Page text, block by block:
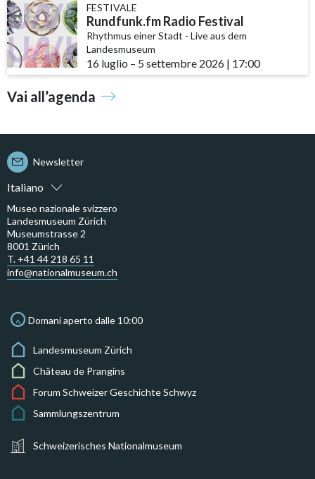
FESTIVALE
Rundfunk.fm Radio Festival
Rhythmus einer Stadt - Live aus dem
Landesmuseum
16 luglio accessibility.time_to
– 5 settembre 2026 | 17:00
Vai all’agenda
Italiano
Newsletter
Museo nazionale svizzero
Landesmuseum Zürich
Museumstrasse 2
8001 Zürich
T. +41 44 218 65 11
info@nationalmuseum.ch
Domani aperto dalle 10:00
Landesmuseum Zürich
Château de Prangins
Forum Schweizer Geschichte Schwyz
Sammlungszentrum
Schweizerisches Nationalmuseum